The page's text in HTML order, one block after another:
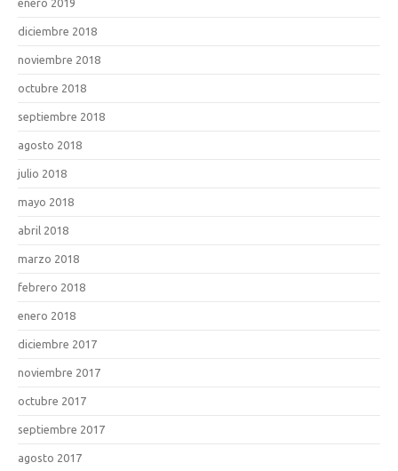
enero 2019
diciembre 2018
noviembre 2018
octubre 2018
septiembre 2018
agosto 2018
julio 2018
mayo 2018
abril 2018
marzo 2018
febrero 2018
enero 2018
diciembre 2017
noviembre 2017
octubre 2017
septiembre 2017
agosto 2017